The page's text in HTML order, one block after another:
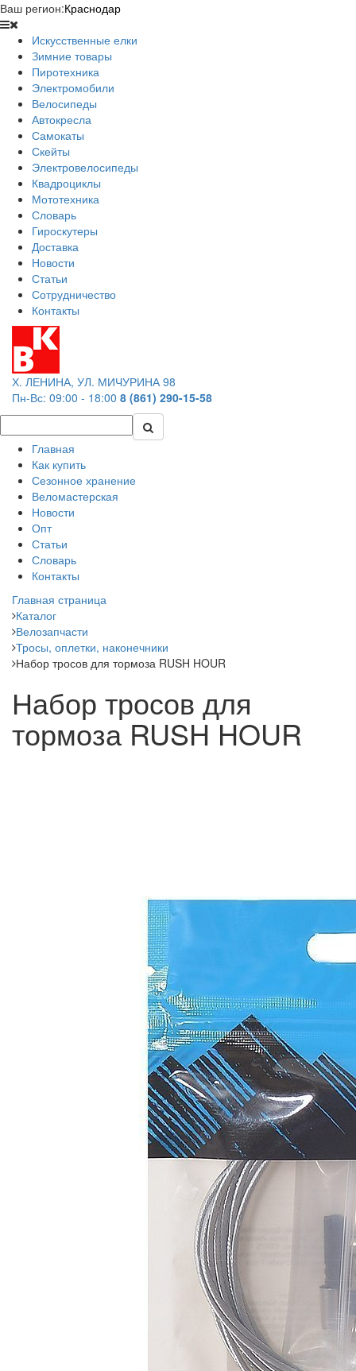
Ваш регион:Краснодар
Искусственные елки
Зимние товары
Пиротехника
Электромобили
Велосипеды
Автокресла
Самокаты
Скейты
Электровелосипеды
Квадроциклы
Мототехника
Словарь
Гироскутеры
Доставка
Новости
Статьи
Сотрудничество
Контакты
Х. ЛЕНИНА, УЛ. МИЧУРИНА 98
Пн-Вс: 09:00 - 18:00 8 (861) 290-15-58
Главная
Как купить
Сезонное хранение
Веломастерская
Новости
Опт
Статьи
Словарь
Контакты
Главная страница
Каталог
Велозапчасти
Тросы, оплетки, наконечники
Набор тросов для тормоза RUSH HOUR
Набор тросов для
тормоза RUSH HOUR